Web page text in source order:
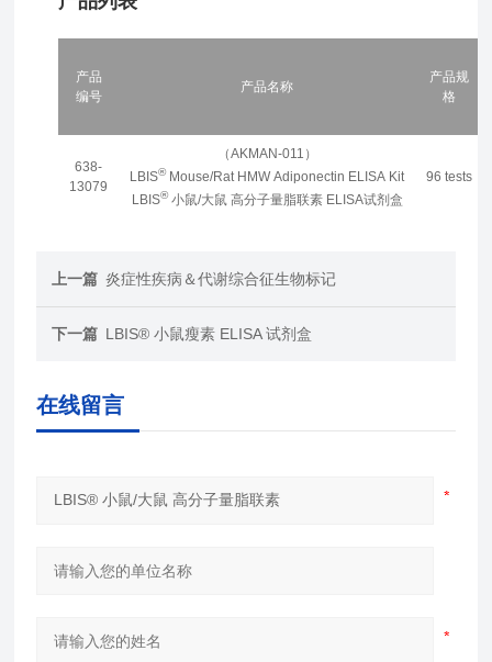
产品
编号
产品名称
产品规
格
638-
13079
（AKMAN-011）
LBIS®Mouse/Rat HMW Adiponectin ELISA Kit
LBIS®小鼠/大鼠 高分子量脂联素 ELISA试剂盒
96 tests
上一篇 炎症性疾病＆代谢综合征生物标记
下一篇 LBIS® 小鼠瘦素 ELISA 试剂盒
在线留言